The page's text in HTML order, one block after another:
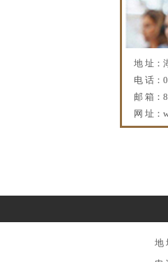
地 址：
电 话：
邮 箱：
网 址：
地